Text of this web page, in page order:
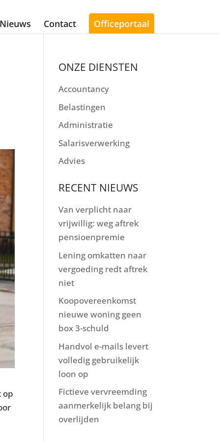
Nieuws Contact Officeportaal
op
ONZE DIENSTEN
Accountancy
Belastingen
Administratie
Salarisverwerking
Advies
RECENT NIEUWS
Van verplicht naar
vrijwillig: weg aftrek
pensioenpremie
Lening omkatten naar
vergoeding redt aftrek
niet
Koopovereenkomst
nieuwe woning geen
box 3-schuld
Handvol e-mails levert
volledig gebruikelijk
loon op
Fictieve vervreemding
aanmerkelijk belang bij
overlijden